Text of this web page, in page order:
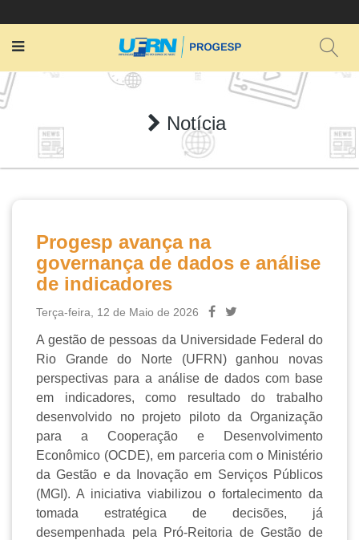
Notícia
Progesp avança na
governança de dados e análise
de indicadores
Terça-feira, 12 de Maio de 2026
A gestão de pessoas da Universidade Federal do
Rio Grande do Norte (UFRN) ganhou novas
perspectivas para a análise de dados com base
em indicadores, como resultado do trabalho
desenvolvido no projeto piloto da Organização
para a Cooperação e Desenvolvimento
Econômico (OCDE), em parceria com o Ministério
da Gestão e da Inovação em Serviços Públicos
(MGI). A iniciativa viabilizou o fortalecimento da
tomada estratégica de decisões, já
desempenhada pela Pró-Reitoria de Gestão de